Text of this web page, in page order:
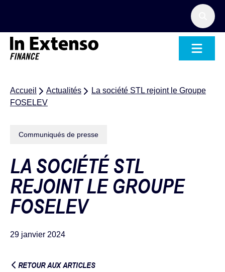
Accueil Actualités
La société STL rejoint le Groupe
FOSELEV
Communiqués de presse
LA SOCIÉTÉ STL
REJOINT LE GROUPE
FOSELEV
29 janvier 2024
RETOUR AUX ARTICLES